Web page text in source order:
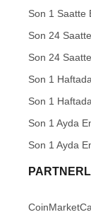
Son 1 Saatte
Son 24
Son 24
Son 1
Son 1
Son 1 Ayda
Son 1 Ayda